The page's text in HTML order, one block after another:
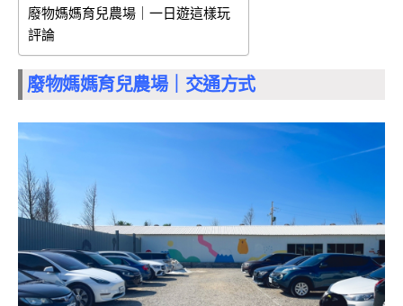
廢物媽媽育兒農場｜一日遊這樣玩
評論
廢物媽媽育兒農場｜交通方式